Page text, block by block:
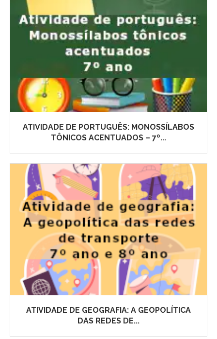
ATIVIDADE DE PORTUGUÊS: MONOSSÍLABOS
TÔNICOS ACENTUADOS – 7º...
ATIVIDADE DE GEOGRAFIA: A GEOPOLÍTICA
DAS REDES DE...